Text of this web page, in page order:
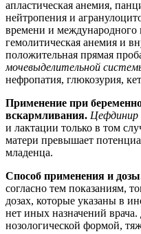
апластическая анемия,
нейтропения и
времени и международного
гемолитическая анемия и
положительная прямая
мочевыделительной
нефропатия, глюкозурия,
Применение при
вскармливания. Цефдинир
и лактации только в том
матери превышает
младенца.
Способ применения и
согласно тем показаниям,
дозах, которые указаны в
нет иных назначений
нозологической формой,